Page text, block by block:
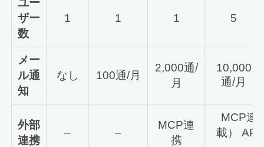
ユー
ザー
数
1 1 1 5
メー
ル通
知
なし 100通/月
2,000通/
月
10,000
通/月
外部
連携
– –
MCP連
携
MCP連
載） API